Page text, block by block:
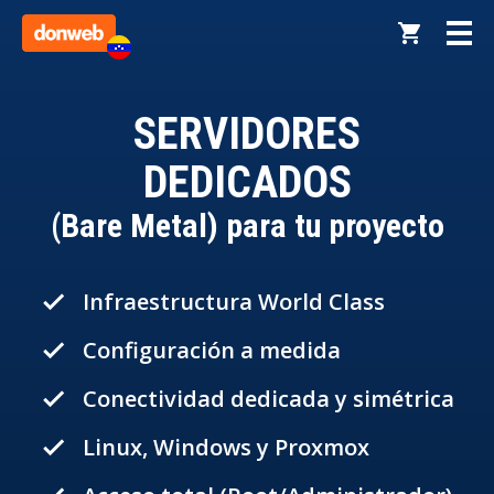
SERVIDORES
DEDICADOS
(Bare Metal) para tu proyecto
done Infraestructura World Class
done Configuración a medida
done Conectividad dedicada y simétrica
done Linux, Windows y Proxmox